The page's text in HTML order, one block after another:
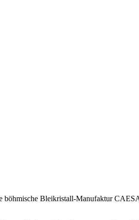
böhmische Bleikristall-Manufaktur